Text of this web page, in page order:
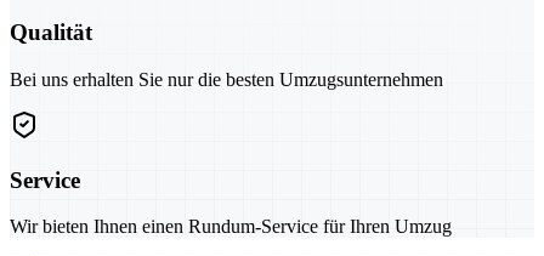
Qualität
Bei uns erhalten Sie nur die besten Umzugsunternehmen
Service
Wir bieten Ihnen einen Rundum-Service für Ihren Umzug